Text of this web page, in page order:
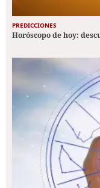
PREDICCIONES
Horóscopo de hoy: